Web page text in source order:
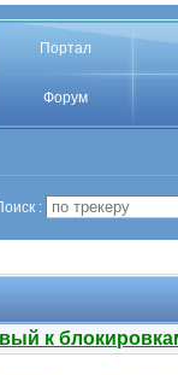
Портал
Форум
:
к